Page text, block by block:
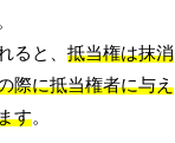
ると、抵当権は抹消
際に抵当権者に与え
す。